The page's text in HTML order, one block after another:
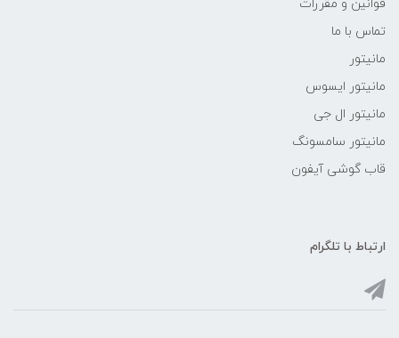
قوانین و مقررات
تماس با ما
مانیتور
مانیتور ایسوس
مانیتور ال جی
مانیتور سامسونگ
قاب گوشی آیفون
ارتباط با تلگرام